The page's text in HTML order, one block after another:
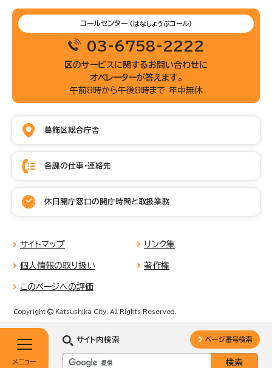
メニュー
サイト内検索 ページ番号検索
コールセンター (はなしょうぶコール)
03-6758-2222
区のサービスに関するお問い合わせに
オペレーターが答えます。
午前8時から午後8時まで 年中無休
葛飾区総合庁舎
各課の仕事・連絡先
休日開庁窓口の開庁時間と取扱業務
サイトマップ リンク集
個人情報の取り扱い 著作権
このページへの評価
Copyright © Katsushika City, All Rights Reserved.